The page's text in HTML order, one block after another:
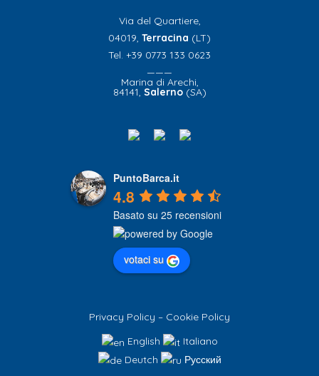
Via del Quartiere,
04019, Terracina (LT)
Tel. +39 0773 133 0623
———
Marina di Arechi,
84141, Salerno(SA)
PuntoBarca.it
4.8
Basato su 25 recensioni
votaci su
Privacy Policy – Cookie Policy
English
Italiano
Deutch
Русский